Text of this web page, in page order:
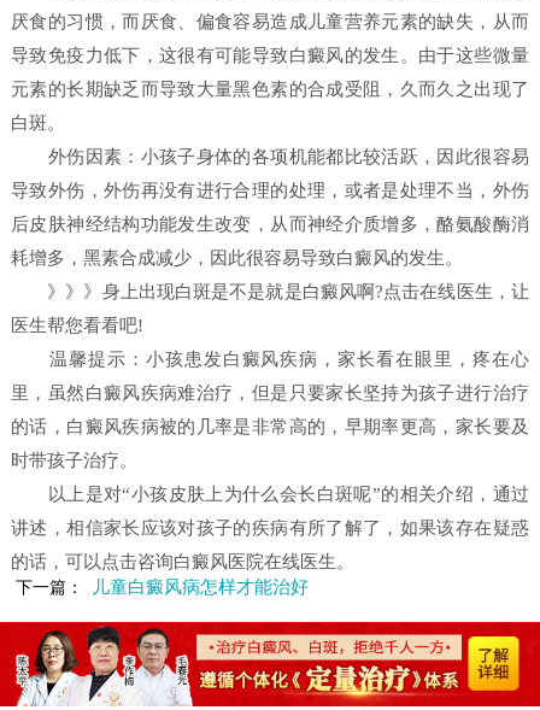
厌食的习惯，而厌食、偏食容易造成儿童营养元素的缺失，从而
导致免疫力低下，这很有可能导致白癜风的发生。由于这些微量
元素的长期缺乏而导致大量黑色素的合成受阻，久而久之出现了
白斑。
外伤因素：小孩子身体的各项机能都比较活跃，因此很容易
导致外伤，外伤再没有进行合理的处理，或者是处理不当，外伤
后皮肤神经结构功能发生改变，从而神经介质增多，酪氨酸酶消
耗增多，黑素合成减少，因此很容易导致白癜风的发生。
》》》身上出现白斑是不是就是白癜风啊?点击在线医生，让
医生帮您看看吧!
温馨提示：小孩患发白癜风疾病，家长看在眼里，疼在心
里，虽然白癜风疾病难治疗，但是只要家长坚持为孩子进行治疗
的话，白癜风疾病被的几率是非常高的，早期率更高，家长要及
时带孩子治疗。
以上是对“小孩皮肤上为什么会长白斑呢”的相关介绍，通过
讲述，相信家长应该对孩子的疾病有所了解了，如果该存在疑惑
的话，可以点击咨询白癜风医院在线医生。
下一篇： 儿童白癜风病怎样才能治好